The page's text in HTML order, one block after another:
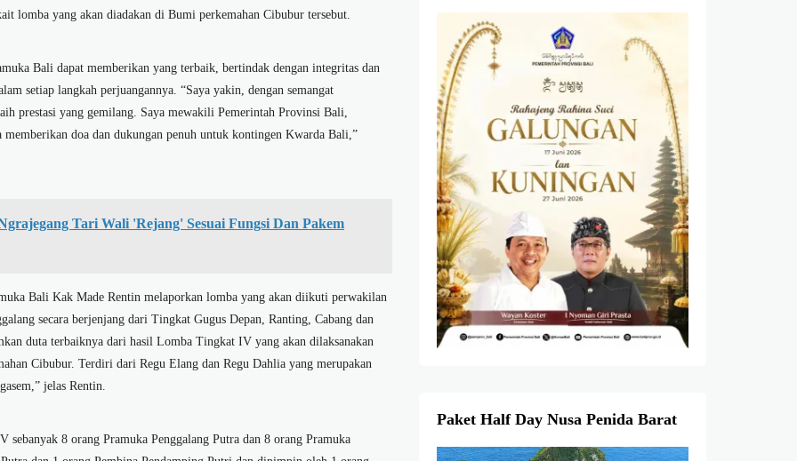
lomba yang akan diadakan di Bumi perkemahan Cibubur tersebut.
Bali dapat memberikan yang terbaik, bertindak dengan integritas dan
setiap langkah perjuangannya. “Saya yakin, dengan semangat
prestasi yang gemilang. Saya mewakili Pemerintah Provinsi Bali,
doa dan dukungan penuh untuk kontingen Kwarda Bali,”
Tari Wali 'Rejang' Sesuai Fungsi Dan Pakem
Bali Kak Made Rentin melaporkan lomba yang akan diikuti perwakilan
secara berjenjang dari Tingkat Gugus Depan, Ranting, Cabang dan
duta terbaiknya dari hasil Lomba Tingkat IV yang akan dilaksanakan
Cibubur. Terdiri dari Regu Elang dan Regu Dahlia yang merupakan
jelas Rentin.
8 orang Pramuka Penggalang Putra dan 8 orang Pramuka
Paket Half Day Nusa Penida Barat